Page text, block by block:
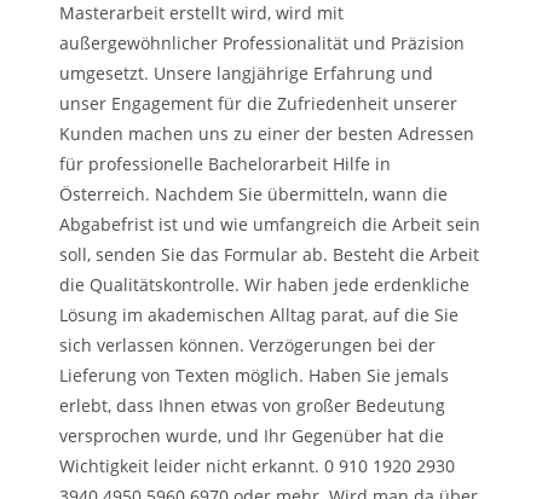
Masterarbeit erstellt wird, wird mit
außergewöhnlicher Professionalität und Präzision
umgesetzt. Unsere langjährige Erfahrung und
unser Engagement für die Zufriedenheit unserer
Kunden machen uns zu einer der besten Adressen
für professionelle Bachelorarbeit Hilfe in
Österreich. Nachdem Sie übermitteln, wann die
Abgabefrist ist und wie umfangreich die Arbeit sein
soll, senden Sie das Formular ab. Besteht die Arbeit
die Qualitätskontrolle. Wir haben jede erdenkliche
Lösung im akademischen Alltag parat, auf die Sie
sich verlassen können. Verzögerungen bei der
Lieferung von Texten möglich. Haben Sie jemals
erlebt, dass Ihnen etwas von großer Bedeutung
versprochen wurde, und Ihr Gegenüber hat die
Wichtigkeit leider nicht erkannt. 0 910 1920 2930